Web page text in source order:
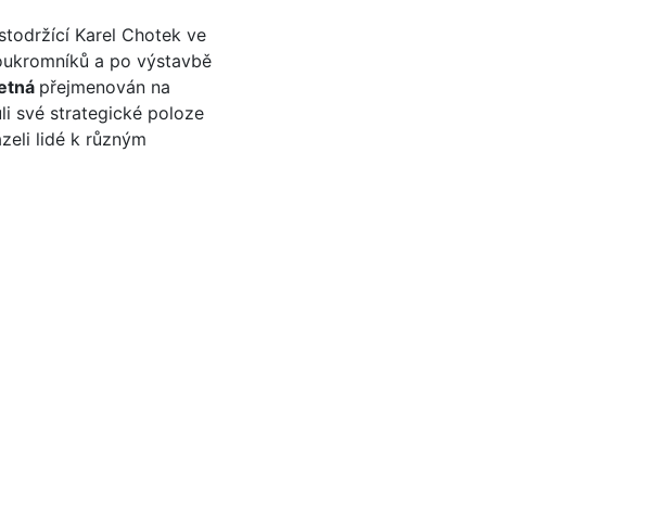
Karel Chotek ve
a po výstavbě
přejmenován na
své strategické poloze
lidé k různým